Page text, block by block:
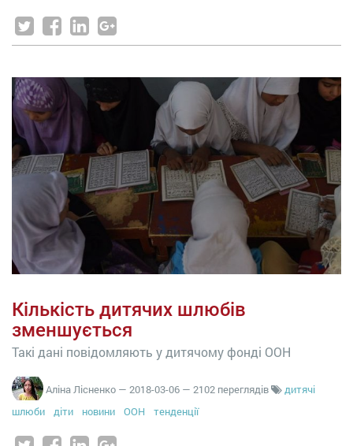
Кількість дитячих шлюбів
зменшується
Такі дані повідомляють у дитячому фонді ООН
Аліна Лісненко — 2018-03-06 — 2102 переглядів
дитячі
шлюби
діти новини ООН тенденції